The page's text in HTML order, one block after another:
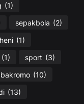
(1)
sepakbola (2)
(1)
(1) sport (3)
(10)
(13)